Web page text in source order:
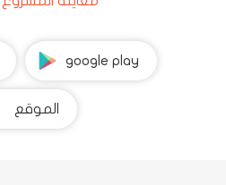
google play
الموقع